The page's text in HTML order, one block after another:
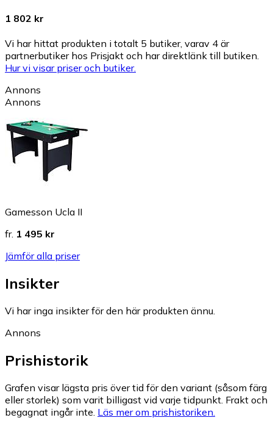
1 802 kr
Vi har hittat produkten i totalt 5 butiker, varav 4 är
partnerbutiker hos Prisjakt och har direktlänk till butiken.
Hur vi visar priser och butiker.
Annons
Annons
Gamesson Ucla II
fr. 1 495 kr
Jämför alla priser
Insikter
Vi har inga insikter för den här produkten ännu.
Annons
Prishistorik
Grafen visar lägsta pris över tid för den variant (såsom färg
eller storlek) som varit billigast vid varje tidpunkt. Frakt och
begagnat ingår inte. Läs mer om prishistoriken.